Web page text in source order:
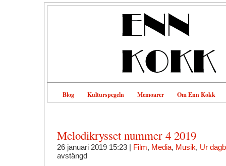
Blog Kulturspegeln Memoarer Om Enn Kokk
Melodikrysset nummer 4 2019
26 januari 2019 15:23 | Film, Media, Musik, Ur
avstängd